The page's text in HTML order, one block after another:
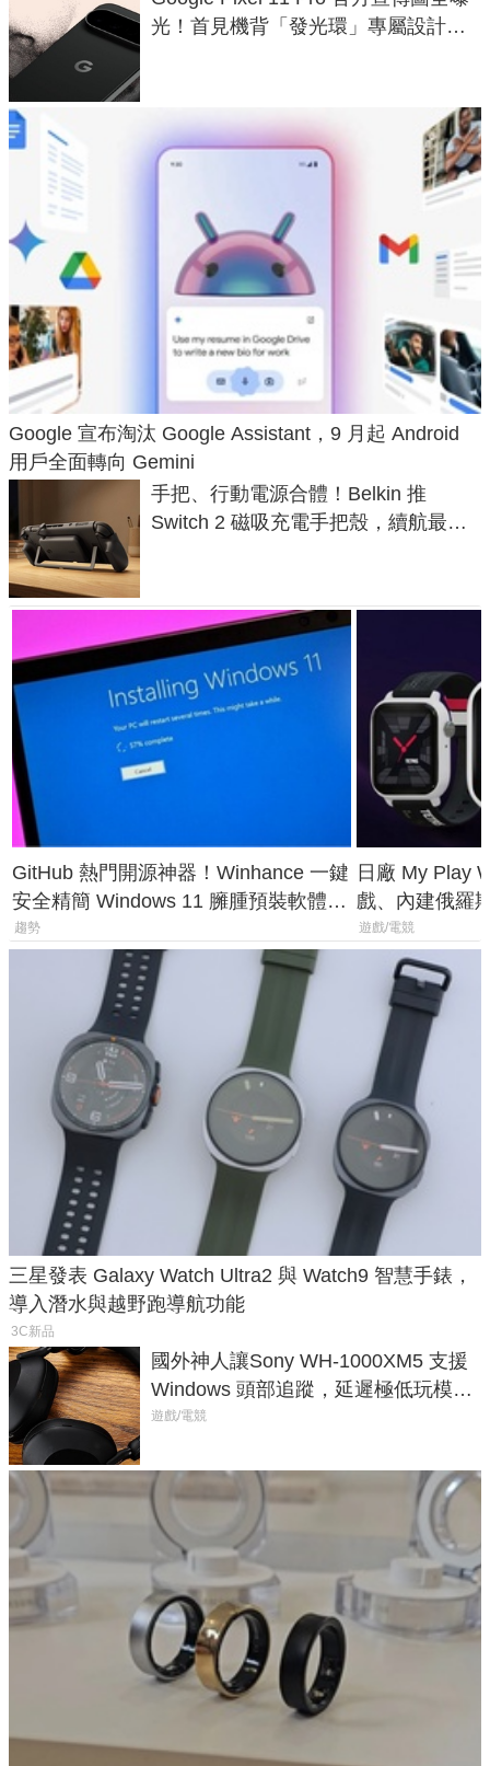
光！首見機背「發光環」專屬設計、
Google 宣布淘汰 Google Assistant，9 月起 Android
用戶全面轉向 Gemini
手把、行動電源合體！Belkin 推
Switch 2 磁吸充電手把殼，續航最高
GitHub 熱門開源神器！Winhance 一鍵
安全精簡 Windows 11 臃腫預裝軟體與
後台追蹤
趨勢
日廠 My Play
戲、內建俄羅
過竟然不能連
遊戲/電競
三星發表 Galaxy Watch Ultra2 與 Watch9 智慧手錶，
導入潛水與越野跑導航功能
3C新品
國外神人讓Sony WH-1000XM5 支援
Windows 頭部追蹤，延遲極低玩模擬
飛行超有感
遊戲/電競